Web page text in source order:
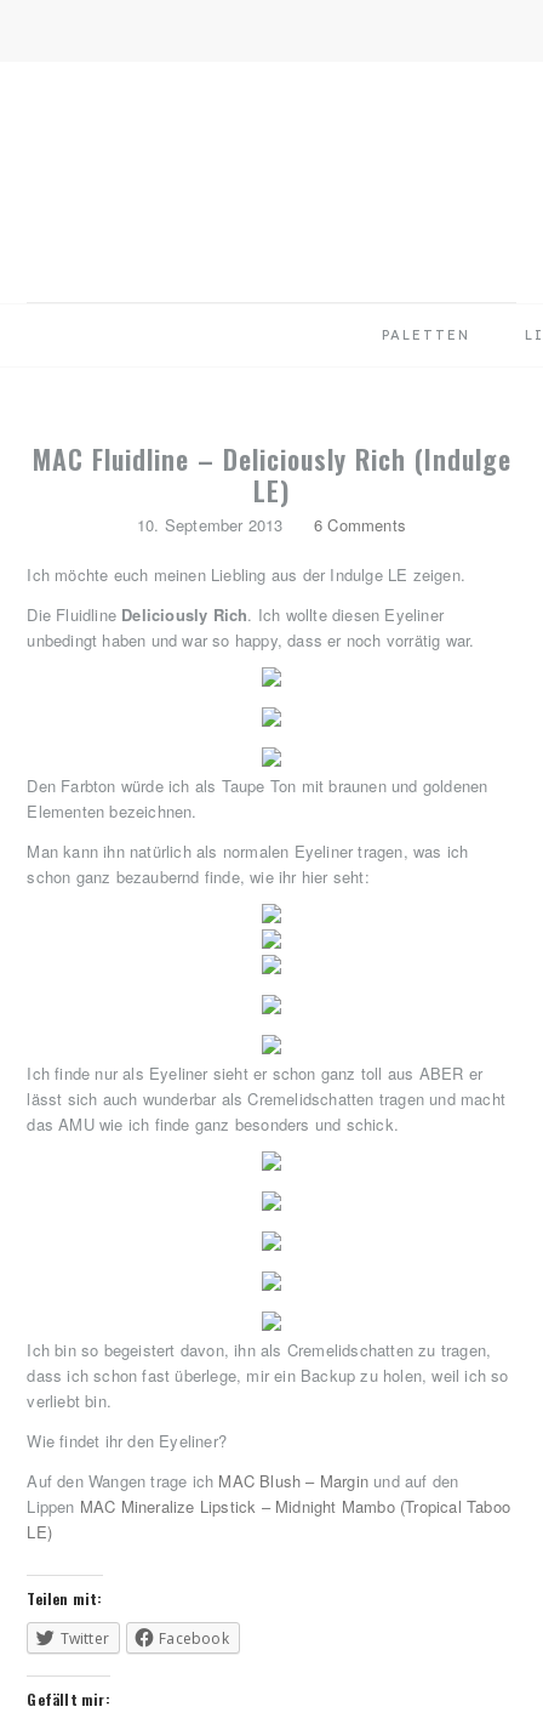
PALETTEN
MAC Fluidline – Deliciously Rich (Indulge
LE)
10. September 2013 6 Comments
Ich möchte euch meinen Liebling aus der Indulge LE zeigen.
Die Fluidline Deliciously Rich. Ich wollte diesen Eyeliner
unbedingt haben und war so happy, dass er noch vorrätig war.
Den Farbton würde ich als Taupe Ton mit braunen und goldenen
Elementen bezeichnen.
Man kann ihn natürlich als normalen Eyeliner tragen, was ich
schon ganz bezaubernd finde, wie ihr hier seht:
Ich finde nur als Eyeliner sieht er schon ganz toll aus ABER er
lässt sich auch wunderbar als Cremelidschatten tragen und macht
das AMU wie ich finde ganz besonders und schick.
Ich bin so begeistert davon, ihn als Cremelidschatten zu tragen,
dass ich schon fast überlege, mir ein Backup zu holen, weil ich so
verliebt bin.
Wie findet ihr den Eyeliner?
Auf den Wangen trage ich MAC Blush – Margin und auf den
Lippen MAC Mineralize Lipstick – Midnight Mambo (Tropical Taboo
LE)
Teilen mit:
Twitter
Facebook
Gefällt mir: